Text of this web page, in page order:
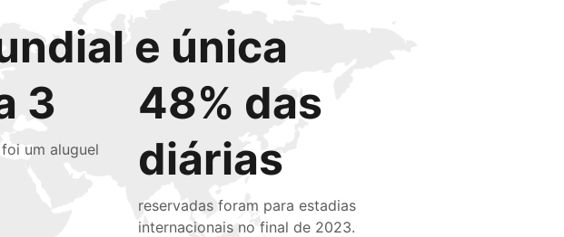
e única
3
um aluguel
48% das
diárias
reservadas foram para estadias
internacionais no final de 2023.